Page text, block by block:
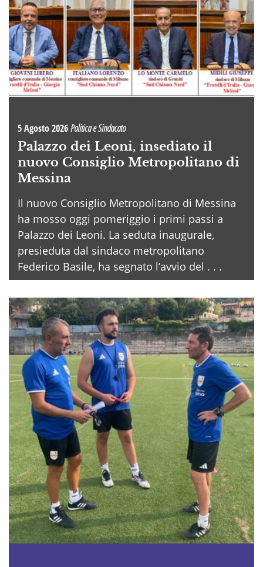
5 Agosto 2026Politica e Sindacato
Palazzo dei Leoni, insediato il
nuovo Consiglio Metropolitano di
Messina
Il nuovo Consiglio Metropolitano di Messina
ha mosso oggi pomeriggio i primi passi a
Palazzo dei Leoni. La seduta inaugurale,
presieduta dal sindaco metropolitano
Federico Basile, ha segnato l’avvio del . . .